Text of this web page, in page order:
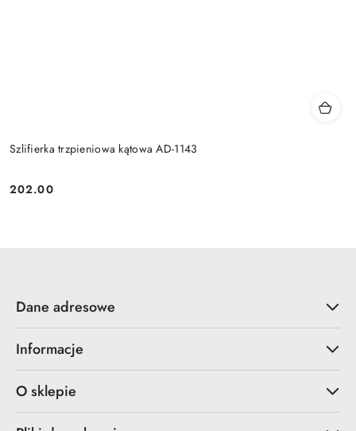
Szlifierka trzpieniowa kątowa AD-1143
Cena:
202.00
Dane adresowe
Informacje
O sklepie